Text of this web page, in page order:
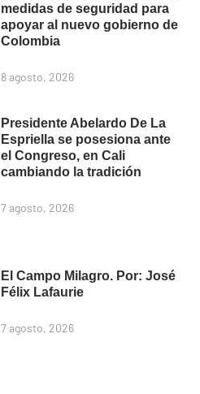
medidas de seguridad para
apoyar al nuevo gobierno de
Colombia
8 agosto, 2026
Presidente Abelardo De La
Espriella se posesiona ante
el Congreso, en Cali
cambiando la tradición
7 agosto, 2026
El Campo Milagro. Por: José
Félix Lafaurie
7 agosto, 2026